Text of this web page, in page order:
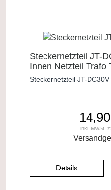
Steckernetzteil JT-
Innen Netzteil Trafo
Steckernetzteil JT-
inkl. MwSt.
Details